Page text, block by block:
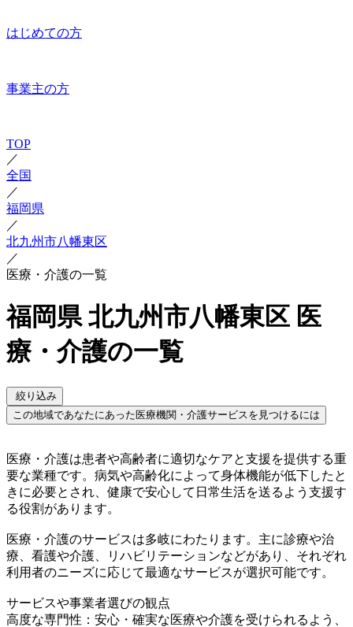
はじめての方
事業主の方
TOP
／
全国
／
福岡県
／
北九州市八幡東区
／
医療・介護の一覧
福岡県 北九州市八幡東区 医
療・介護の一覧
絞り込み
この地域であなたにあった医療機関・介護サービスを見つけるには
医療・介護は患者や高齢者に適切なケアと支援を提供する重
要な業種です。病気や高齢化によって身体機能が低下したと
きに必要とされ、健康で安心して日常生活を送るよう支援す
る役割があります。
医療・介護のサービスは多岐にわたります。主に診療や治
療、看護や介護、リハビリテーションなどがあり、それぞれ
利用者のニーズに応じて最適なサービスが選択可能です。
サービスや事業者選びの観点
高度な専門性：安心・確実な医療や介護を受けられるよう、